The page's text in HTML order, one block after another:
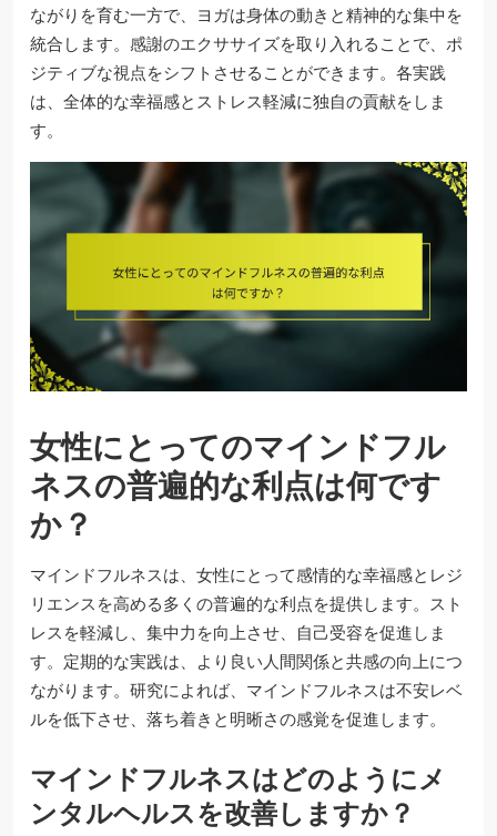
ながりを育む一方で、ヨガは身体の動きと精神的な集中を
統合します。感謝のエクササイズを取り入れることで、ポ
ジティブな視点をシフトさせることができます。各実践
は、全体的な幸福感とストレス軽減に独自の貢献をしま
す。
女性にとってのマインドフル
ネスの普遍的な利点は何です
か？
マインドフルネスは、女性にとって感情的な幸福感とレジ
リエンスを高める多くの普遍的な利点を提供します。スト
レスを軽減し、集中力を向上させ、自己受容を促進しま
す。定期的な実践は、より良い人間関係と共感の向上につ
ながります。研究によれば、マインドフルネスは不安レベ
ルを低下させ、落ち着きと明晰さの感覚を促進します。
マインドフルネスはどのようにメ
ンタルヘルスを改善しますか？